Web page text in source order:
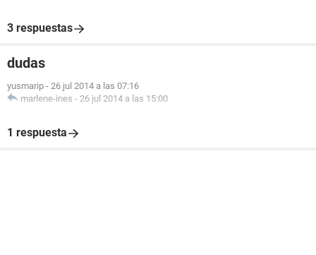
3 respuestas
dudas
yusmarip - 26 jul 2014 a las 07:16
marlene-ines - 26 jul 2014 a las 15:00
1 respuesta